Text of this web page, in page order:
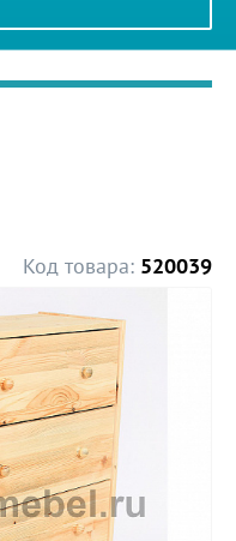
Код товара: 520039